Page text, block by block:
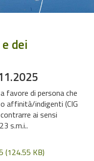
dei
favore di persona che
affinità/indigenti (CIG
ai sensi
s.m.i..
(124.55 KB)